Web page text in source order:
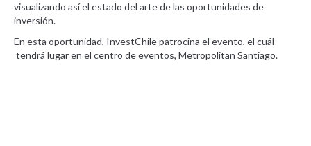
visualizando así el estado del arte de las oportunidades de
inversión.
En esta oportunidad, InvestChile patrocina el evento, el cuál
tendrá lugar en el centro de eventos, Metropolitan Santiago.